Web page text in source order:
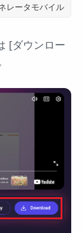
レータモバイル
[ダウンロー